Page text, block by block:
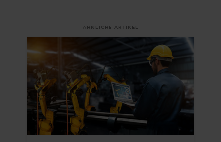
ÄHNLICHE ARTIKEL